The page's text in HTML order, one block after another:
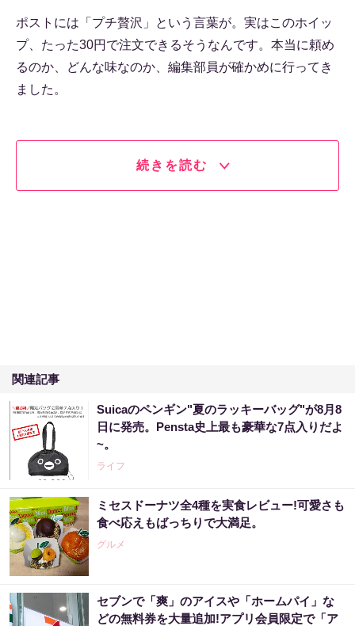
ポストには「プチ贅沢」という言葉が。実はこのホイッ
プ、たった30円で注文できるそうなんです。本当に頼め
るのか、どんな味なのか、編集部員が確かめに行ってき
ました。
続きを読む
関連記事
Suicaのペンギン"夏のラッキーバッグ"が8月8
日に発売。Pensta史上最も豪華な7点入りだよ
~。
ライフ
ミセスドーナツ全4種を実食レビュー!可愛さも
食べ応えもばっちりで大満足。
グルメ
セブンで「爽」のアイスや「ホームパイ」な
どの無料券を大量追加!アプリ会員限定で「ア